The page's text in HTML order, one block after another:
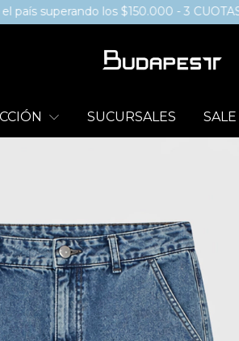
los $150.000 - 3 CUOTAS SIN
SUCURSALES SALE